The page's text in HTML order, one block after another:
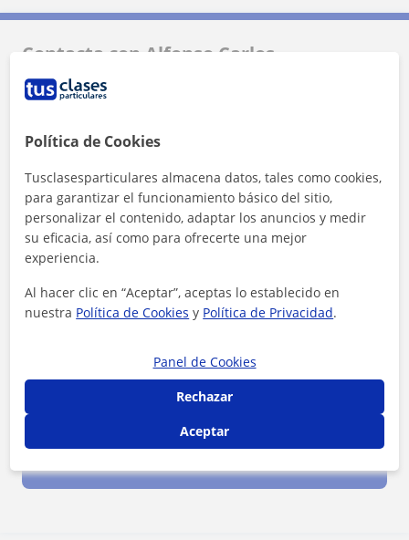
Contacta con Alfonso Carlos
1ª clase gratis
Al hacer clic, aceptas nuestro
Política de Cookies
Tusclasesparticulares almacena datos, tales como cookies,
para garantizar el funcionamiento básico del sitio,
personalizar el contenido, adaptar los anuncios y medir
su eficacia, así como para ofrecerte una mejor
experiencia.
Al hacer clic en “Aceptar”, aceptas lo establecido en
nuestra Política de Cookies y Política de Privacidad.
Panel de Cookies
Rechazar
Aceptar